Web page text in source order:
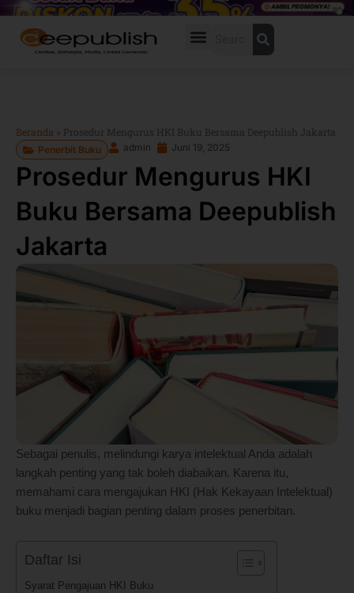
Lewati
konten
Beranda » Prosedur Mengurus HKI Buku Bersama Deepublish Jakarta
Penerbit Buku admin Juni 19, 2025
Prosedur Mengurus HKI
Buku Bersama Deepublish
Jakarta
Sebagai penulis, melindungi karya intelektual Anda adalah
langkah penting yang tak boleh diabaikan. Karena itu,
memahami cara mengajukan HKI (Hak Kekayaan Intelektual)
buku menjadi bagian penting dalam proses penerbitan.
Daftar Isi
Syarat Pengajuan HKI Buku